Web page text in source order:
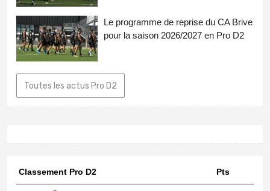
Le programme de reprise du CA Brive
pour la saison 2026/2027 en Pro D2
Toutes les actus Pro D2
Classement Pro D2 Pts